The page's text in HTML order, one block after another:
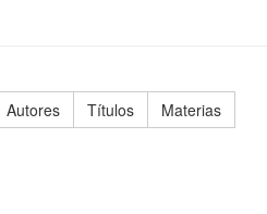
Autores Títulos
Materias